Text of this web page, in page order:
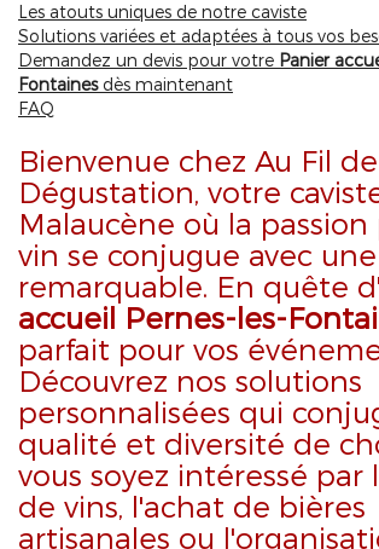
Les atouts uniques de notre caviste
Solutions variées et adaptées à tous vos
Demandez un devis pour votre Panier
Fontainesdès maintenant
FAQ
Bienvenue chez Au Fil
Dégustation, votre
Malaucène où la passion
vin se conjugue avec
remarquable. En quête
accueil Pernes-les-
parfait pour vos
Découvrez nos solutions
personnalisées qui
qualité et diversité de
vous soyez intéressé par
de vins, l'achat de bières
artisanales ou